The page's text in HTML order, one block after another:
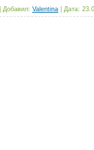
Добавил: Valentina Дата: